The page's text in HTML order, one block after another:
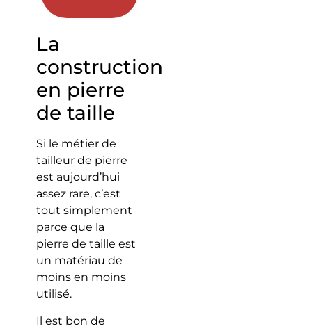
La
construction
en pierre
de taille
Si le métier de
tailleur de pierre
est aujourd’hui
assez rare, c’est
tout simplement
parce que la
pierre de taille est
un matériau de
moins en moins
utilisé.
Il est bon de